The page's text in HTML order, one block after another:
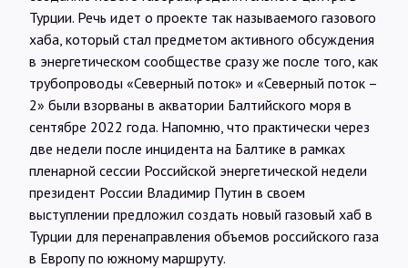
Интервью
Карты
О нас
@Infotek_Russia
Турции. Речь идет о проекте так называемого газового
хаба, который стал предметом активного обсуждения
в энергетическом сообществе сразу же после того, как
трубопроводы «Северный поток» и «Северный поток –
2» были взорваны в акватории Балтийского моря в
сентябре 2022 года. Напомню, что практически через
две недели после инцидента на Балтике в рамках
пленарной сессии Российской энергетической недели
президент России Владимир Путин в своем
выступлении предложил создать новый газовый хаб в
Турции для перенаправления объемов российского газа
в Европу по южному маршруту.